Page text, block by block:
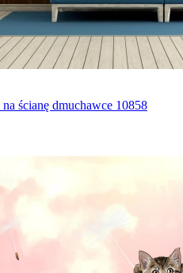
ścianę dmuchawce 10858